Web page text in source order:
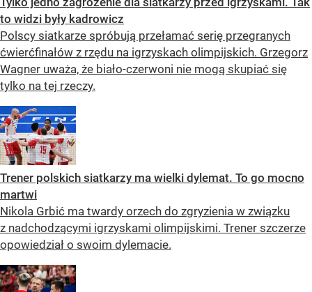
to widzi były kadrowicz
Polscy siatkarze spróbują przełamać serię przegranych
ćwierćfinałów z rzędu na igrzyskach olimpijskich. Grzegorz
Wagner uważa, że biało-czerwoni nie mogą skupiać się
tylko na tej rzeczy.
Trener polskich siatkarzy ma wielki dylemat. To go mocno
martwi
Nikola Grbić ma twardy orzech do zgryzienia w związku
z nadchodzącymi igrzyskami olimpijskimi. Trener szczerze
opowiedział o swoim dylemacie.